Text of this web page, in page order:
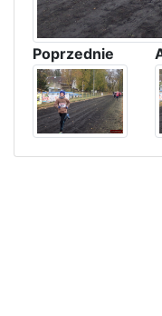
Poprzednie